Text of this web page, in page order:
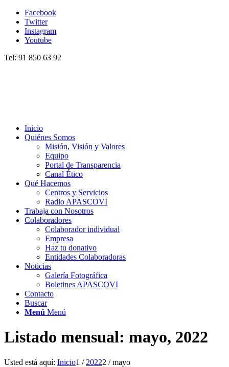
Facebook
Twitter
Instagram
Youtube
Tel: 91 850 63 92
Inicio
Quiénes Somos
Misión, Visión y Valores
Equipo
Portal de Transparencia
Canal Ético
Qué Hacemos
Centros y Servicios
Radio APASCOVI
Trabaja con Nosotros
Colaboradores
Colaborador individual
Empresa
Haz tu donativo
Entidades Colaboradoras
Noticias
Galería Fotográfica
Boletines APASCOVI
Contacto
Buscar
Menú Menú
Listado mensual: mayo, 2022
Usted está aquí: Inicio1 / 20222 / mayo